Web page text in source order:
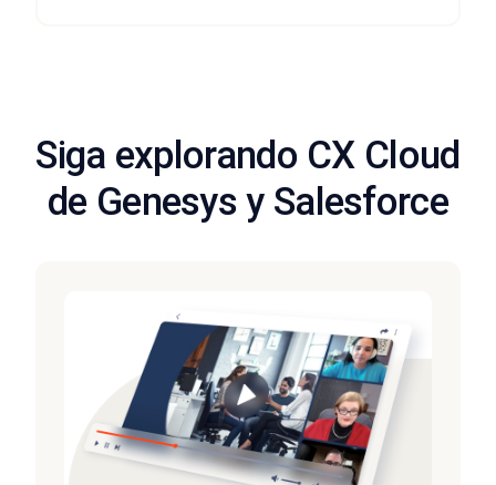
Siga explorando CX Cloud
de Genesys y Salesforce